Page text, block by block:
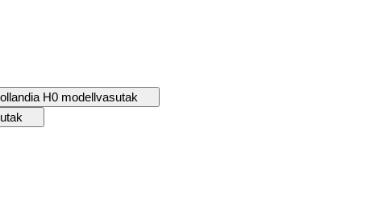
H0 modellvasutak